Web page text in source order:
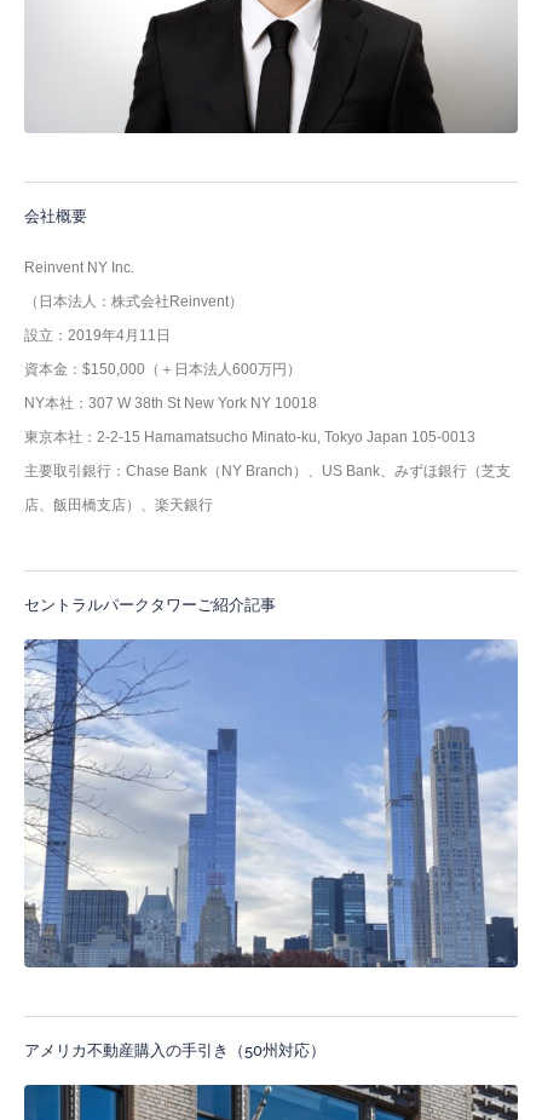
会社概要
Reinvent NY Inc.
（日本法人：株式会社Reinvent）
設立：2019年4月11日
資本金：$150,000（＋日本法人600万円）
NY本社：307 W 38th St New York NY 10018
東京本社：2-2-15 Hamamatsucho Minato-ku, Tokyo Japan 105-0013
主要取引銀行：Chase Bank（NY Branch）、US Bank、みずほ銀行（芝支
店、飯田橋支店）、楽天銀行
セントラルパークタワーご紹介記事
アメリカ不動産購入の手引き（50州対応）